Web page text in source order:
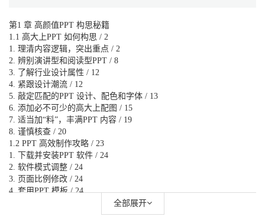
第1 章 高颜值PPT 构思秘籍
1.1 高大上PPT 如何构思 / 2
1. 理清内容逻辑，突出重点 / 2
2. 辨别演讲型和阅读型PPT / 8
3. 了解行业设计属性 / 12
4. 紧跟设计潮流 / 12
5. 敲定匹配的PPT 设计、配色和字体 / 13
6. 添加必不可少的高大上配图 / 15
7. 适当加“料”，丰满PPT 内容 / 19
8. 谨慎核查 / 20
1.2 PPT 高效制作攻略 / 23
1. 下载并安装PPT 软件 / 24
2. 软件模式调整 / 24
3. 页面比例修改 / 24
4. 套用PPT 模板 / 24
全部展开